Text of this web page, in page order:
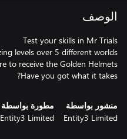
الوصف
Have you got what it takes?
منشور بواسطة
Entity3 Limited
مطورة بواسطة
Entity3 Limited